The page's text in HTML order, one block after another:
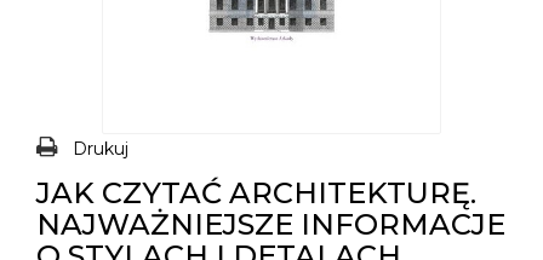
Drukuj
JAK CZYTAĆ ARCHITEKTURĘ.
NAJWAŻNIEJSZE INFORMACJE